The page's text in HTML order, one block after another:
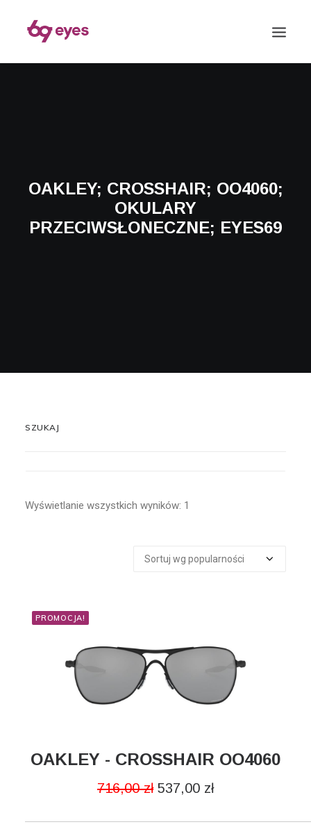
Koszyk
OAKLEY; CROSSHAIR; OO4060;
OKULARY
PRZECIWSŁONECZNE; EYES69
SZUKAJ
Męskie
Wyświetlanie wszystkich wyników: 1
PROMOCJA!
DODAJ DO KOSZYKA
OAKLEY - CROSSHAIR OO4060
716,00zł 537,00 zł